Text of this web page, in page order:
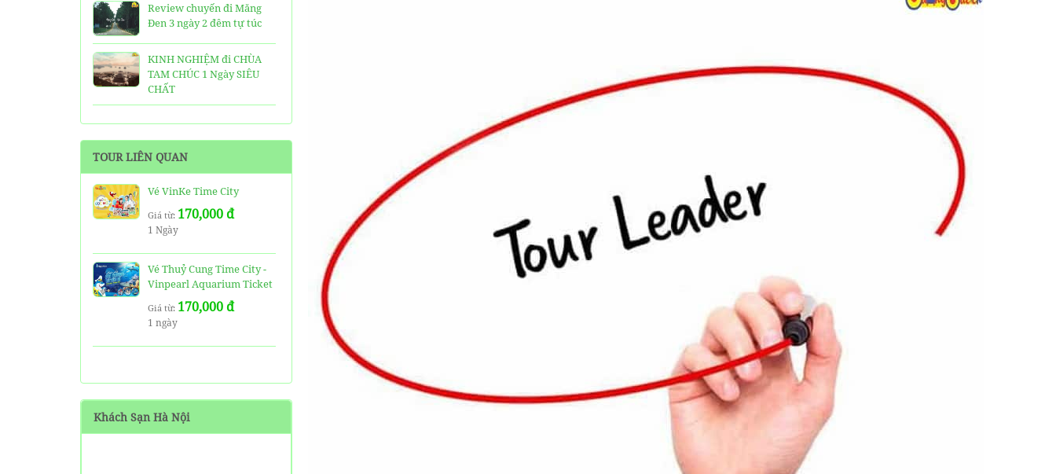
Review chuyến đi Măng
Đen 3 ngày 2 đêm tự túc
KINH NGHIỆM đi CHÙA
TAM CHÚC 1 Ngày SIÊU
CHẤT
25 Ngôi Chùa ở Sài Gòn
TOP 16 địa điểm du lịch
HẤP DẪN nhất việt nam:
Bạn đã đi được những nơi
nào?
cáp treo Núi Bà Đen Tây
Ninh
HƯỚNG DẪN đi du lịch
TAM ĐẢO chi tiết kèm
Măng Đen tự túc từ A-Z
HƯỚNG DẪN đi phượt Đảo
Thạnh An - Cần Giờ - Hồ
TOUR LIÊN QUAN
Vé VinKe Time City
Giá từ: 170,000 đ
1 Ngày
Vé Thuỷ Cung Time City -
Vinpearl Aquarium Ticket
Giá từ: 170,000 đ
1 ngày
Khách Sạn Hà Nội